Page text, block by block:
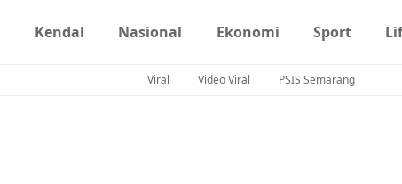
Kendal Nasional Ekonomi Sport
Viral Video Viral PSIS Semarang